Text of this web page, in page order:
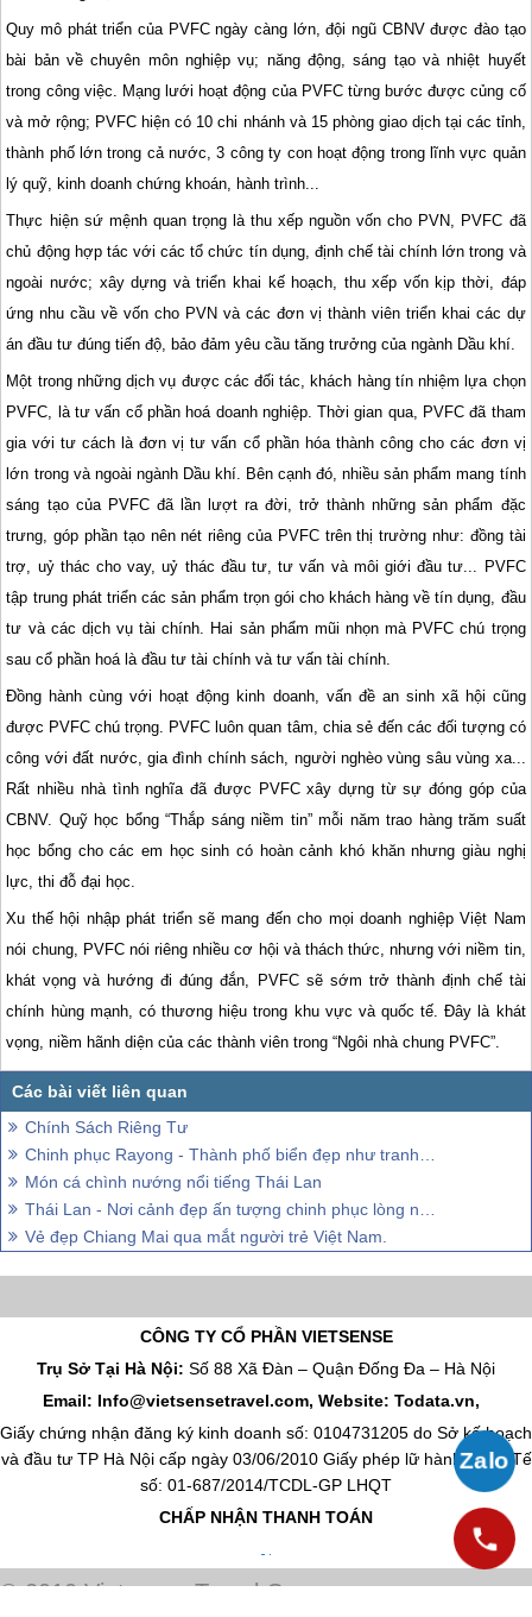
Quy mô phát triển của PVFC ngày càng lớn, đội ngũ CBNV được đào tạo
bài bản về chuyên môn nghiệp vụ; năng động, sáng tạo và nhiệt huyết
trong công việc. Mạng lưới hoạt động của PVFC từng bước được củng cố
và mở rộng; PVFC hiện có 10 chi nhánh và 15 phòng giao dịch tại các tỉnh,
thành phố lớn trong cả nước, 3 công ty con hoạt động trong lĩnh vực quản
lý quỹ, kinh doanh chứng khoán, hành trình...
Thực hiện sứ mệnh quan trọng là thu xếp nguồn vốn cho PVN, PVFC đã
chủ động hợp tác với các tổ chức tín dụng, định chế tài chính lớn trong và
ngoài nước; xây dựng và triển khai kế hoạch, thu xếp vốn kịp thời, đáp
ứng nhu cầu về vốn cho PVN và các đơn vị thành viên triển khai các dự
án đầu tư đúng tiến độ, bảo đảm yêu cầu tăng trưởng của ngành Dầu khí.
Một trong những dịch vụ được các đối tác, khách hàng tín nhiệm lựa chọn
PVFC, là tư vấn cổ phần hoá doanh nghiệp. Thời gian qua, PVFC đã tham
gia với tư cách là đơn vị tư vấn cổ phần hóa thành công cho các đơn vị
lớn trong và ngoài ngành Dầu khí. Bên cạnh đó, nhiều sản phẩm mang tính
sáng tạo của PVFC đã lần lượt ra đời, trở thành những sản phẩm đặc
trưng, góp phần tạo nên nét riêng của PVFC trên thị trường như: đồng tài
trợ, uỷ thác cho vay, uỷ thác đầu tư, tư vấn và môi giới đầu tư... PVFC
tập trung phát triển các sản phẩm trọn gói cho khách hàng về tín dụng, đầu
tư và các dịch vụ tài chính. Hai sản phẩm mũi nhọn mà PVFC chú trọng
sau cổ phần hoá là đầu tư tài chính và tư vấn tài chính.
Đồng hành cùng với hoạt động kinh doanh, vấn đề an sinh xã hội cũng
được PVFC chú trọng. PVFC luôn quan tâm, chia sẻ đến các đối tượng có
công với đất nước, gia đình chính sách, người nghèo vùng sâu vùng xa...
Rất nhiều nhà tình nghĩa đã được PVFC xây dựng từ sự đóng góp của
CBNV. Quỹ học bổng “Thắp sáng niềm tin” mỗi năm trao hàng trăm suất
học bổng cho các em học sinh có hoàn cảnh khó khăn nhưng giàu nghị
lực, thi đỗ đại học.
Xu thế hội nhập phát triển sẽ mang đến cho mọi doanh nghiệp Việt Nam
nói chung, PVFC nói riêng nhiều cơ hội và thách thức, nhưng với niềm tin,
khát vọng và hướng đi đúng đắn, PVFC sẽ sớm trở thành định chế tài
chính hùng mạnh, có thương hiệu trong khu vực và quốc tế. Đây là khát
vọng, niềm hãnh diện của các thành viên trong “Ngôi nhà chung PVFC”.
Chính Sách Riêng Tư
Chinh phục Rayong - Thành phố biển đẹp như tranh vẽ ở Thái Lan
Món cá chình nướng nổi tiếng Thái Lan
Thái Lan - Nơi cảnh đẹp ấn tượng chinh phục lòng người
Vẻ đẹp Chiang Mai qua mắt người trẻ Việt Nam.
CÔNG TY CỔ PHẦN VIETSENSE
Trụ Sở Tại Hà Nội: Số 88 Xã Đàn – Quận Đống Đa – Hà Nội
Email: Info@vietsensetravel.com, Website: Todata.vn,
Giấy chứng nhận đăng ký kinh doanh số: 0104731205 do Sở kế hoạch
và đầu tư TP Hà Nội cấp ngày 03/06/2010 Giấy phép lữ hành Quốc Tế
số: 01-687/2014/TCDL-GP LHQT
CHẤP NHẬN THANH TOÁN
© 2010 Vietsense Travel Group